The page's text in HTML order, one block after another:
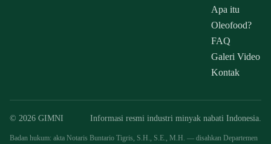
Apa itu
Oleofood?
FAQ
Galeri Video
Kontak
© 2026 GIMNI Informasi resmi industri minyak nabati Indonesia.
Badan hukum: akta Notaris Buntario Tigris, S.H., S.E., M.H. — disahkan Departemen